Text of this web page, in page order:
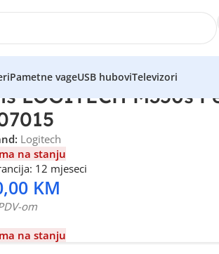
Pametne vageUSB huboviTelevizori
LOGITECH M350s
Logitech
na stanju
12 mjeseci
KM
om
na stanju